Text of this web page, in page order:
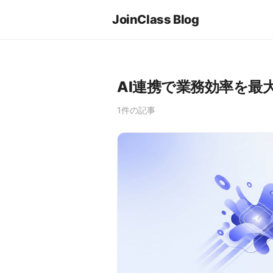
JoinClass Blog
AI連携で業務効率を最
1件の記事